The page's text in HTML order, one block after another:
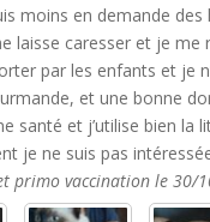
moins en demande
laisse caresser et je me
par les enfants et je
et une bonne
santé et j’utilise bien la
je ne suis pas
primo vaccination le 30/